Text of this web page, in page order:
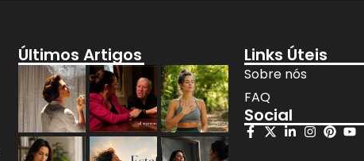
Últimos Artigos Links Úteis
Sobre nós
FAQ
Social